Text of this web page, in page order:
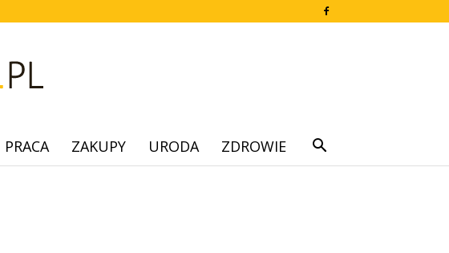
PRACA ZAKUPY URODA ZDROWIE